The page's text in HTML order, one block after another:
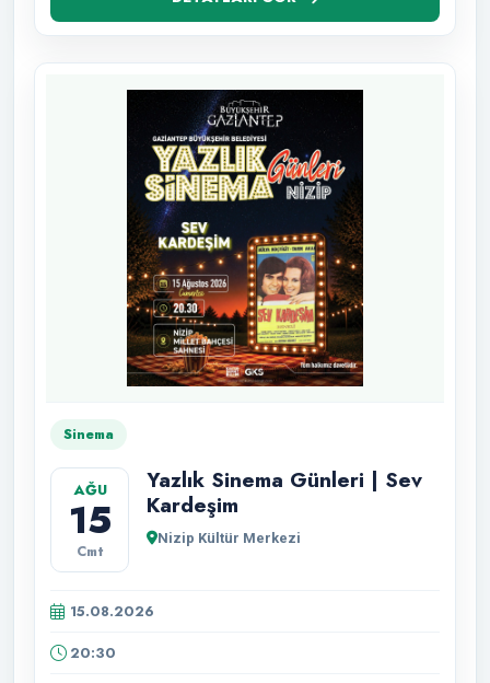
Sinema
AĞU
15
Cmt
Yazlık Sinema Günleri | Sev
Kardeşim
Nizip Kültür Merkezi
15.08.2026
20:30